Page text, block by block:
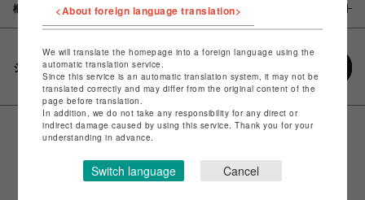
概要
シェアする
<About foreign language translation>
We will translate the homepage into a foreign language using the
automatic translation service.
Since this service is an automatic translation system, it may not be
translated correctly and may differ from the original content of the
page before translation.
In addition, we do not take any responsibility for any direct or
indirect damage caused by using this service. Thank you for your
understanding in advance.
Switch language Cancel